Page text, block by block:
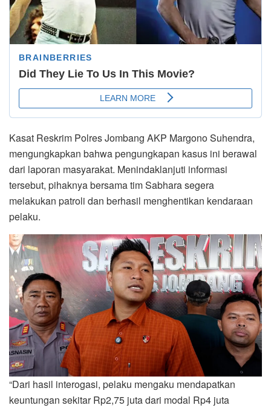
Kasat Reskrim Polres Jombang AKP Margono Suhendra,
mengungkapkan bahwa pengungkapan kasus ini berawal
dari laporan masyarakat. Menindaklanjuti informasi
tersebut, pihaknya bersama tim Sabhara segera
melakukan patroli dan berhasil menghentikan kendaraan
pelaku.
“Dari hasil interogasi, pelaku mengaku mendapatkan
keuntungan sekitar Rp2,75 juta dari modal Rp4 juta